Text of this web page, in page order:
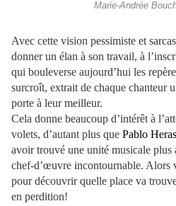
Marie-Andrée
Avec cette vision pessimiste et
donner un élan à son travail, à
qui bouleverse aujourd’hui les
surcroît, extrait de chaque chanteur
porte à leur meilleur.
Cela donne beaucoup d’intérêt à
volets, d’autant plus que Pablo
avoir trouvé une unité musicale plus
chef-d’œuvre incontournable. Alors
pour découvrir quelle place va
en perdition!